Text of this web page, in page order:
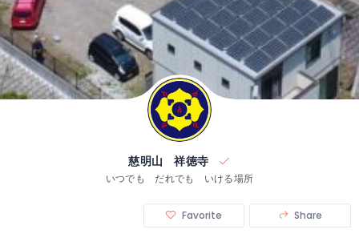
慈明山 祥徳寺
いつでも だれでも いける場所
Favorite Share